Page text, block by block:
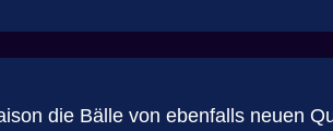
die Bälle von ebenfalls neuen